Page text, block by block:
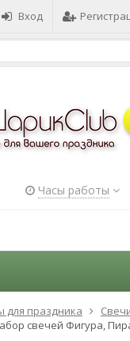
Вход
Часы работы
для праздника
свечей Фигура,